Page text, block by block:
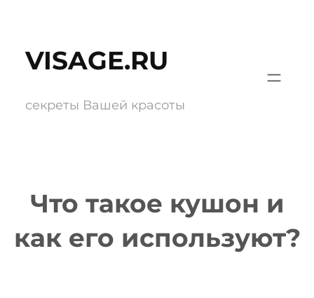
содержимому
VISAGE.RU
секреты Вашей красоты
Что такое кушон и
как его используют?